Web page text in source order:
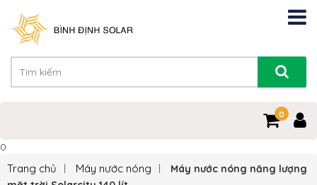
0
0
Trang chủ Máy nước nóng
Máy nước nóng năng lượng